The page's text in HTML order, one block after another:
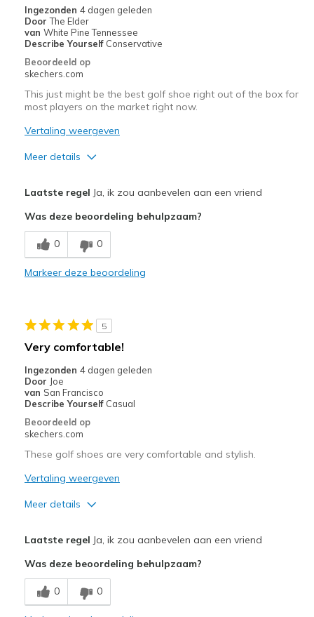
migratiegeschiedenis
van
de
Ingezonden 4 dagen geleden
Door The Elder
van White Pine Tennessee
Describe Yourself Conservative
Beoordeeld op
skechers.com
This just might be the best golf shoe right out of the box for
most players on the market right now.
Vertaling weergeven
Meer details
Breathe Well
Comfortable
Beste toepassingen
Feels true to size
View On Shoes
I'm Into Shoes
Laatste regel Ja, ik zou aanbevelen aan een vriend
Was deze beoordeling behulpzaam?
0 0
Markeer deze beoordeling
5
Very comfortable!
Ingezonden 4 dagen geleden
Door Joe
van San Francisco
Describe Yourself Casual
Beoordeeld op
skechers.com
These golf shoes are very comfortable and stylish.
Vertaling weergeven
Meer details
Comfortable
Stylish
Laatste regel Ja, ik zou aanbevelen aan een vriend
Was deze beoordeling behulpzaam?
0 0